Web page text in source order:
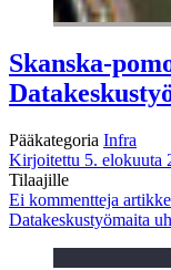
Skanska-
Pääkategoria Infra
Kirjoitettu 5. elokuuta
Tilaajille
Ei kommentteja
Datakeskustyömaita